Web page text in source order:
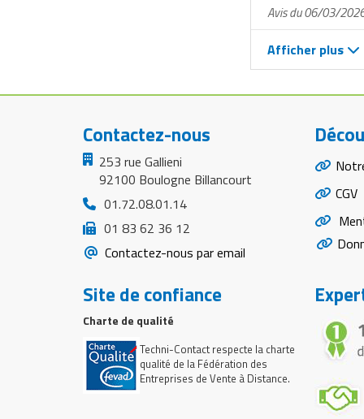
Avis du 06/03/
Afficher plus
Contactez-nous
253 rue Gallieni
92100 Boulogne Billancourt
01.72.08.01.14
01 83 62 36 12
Contactez-nous par email
CGV
Site de confiance
Charte de qualité
Techni-Contact respecte la charte
qualité de la Fédération des
Entreprises de Vente à Distance.